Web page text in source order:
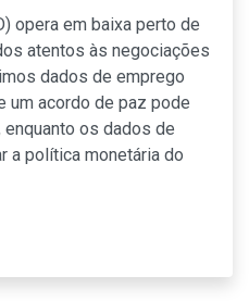
opera em baixa perto de
atentos às negociações
dados de emprego
um acordo de paz pode
os dados de
a política monetária do